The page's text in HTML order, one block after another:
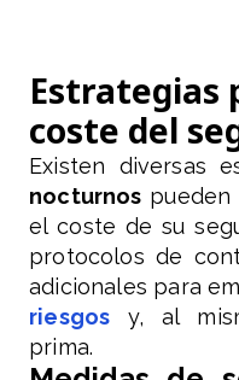
Estrategias
coste del
Existen diversas
nocturnos pueden
el coste de su
protocolos de
adicionales para
riesgos y, al
prima.